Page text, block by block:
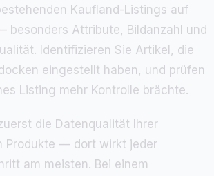
Kaufland-Listings auf
besonders Attribute, Bildanzahl und
Identifizieren Sie Artikel, die
eingestellt haben, und prüfen
Listing mehr Kontrolle brächte.
die Datenqualität Ihrer
Produkte — dort wirkt jeder
am meisten. Bei einem